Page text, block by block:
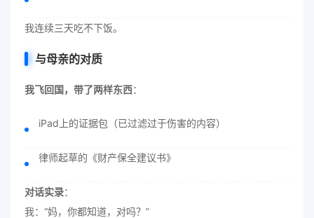
我连续三天吃不下饭。
与母亲的对质
我飞回国，带了两样东西：
iPad上的证据包（已过滤过于伤害的内容）
律师起草的《财产保全建议书》
对话实录：
我：“妈，你都知道，对吗？”